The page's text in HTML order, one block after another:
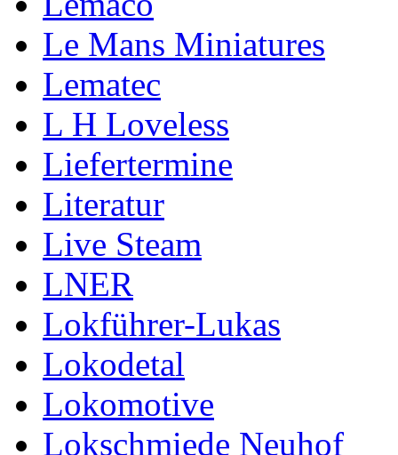
Le Mans Miniatures
Lematec
L H Loveless
Liefertermine
Literatur
Live Steam
LNER
Lokführer-Lukas
Lokodetal
Lokomotive
Lokschmiede Neuhof